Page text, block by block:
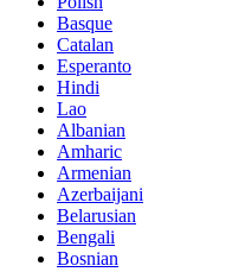
Basque
Catalan
Esperanto
Hindi
Lao
Albanian
Amharic
Armenian
Azerbaijani
Belarusian
Bengali
Bosnian